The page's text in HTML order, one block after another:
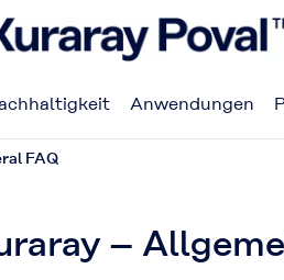
Anwendungen
FAQ
–